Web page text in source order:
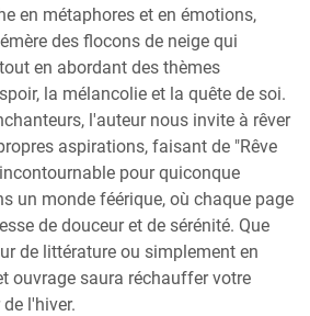
en métaphores et en émotions,
des flocons de neige qui
en abordant des thèmes
la mélancolie et la quête de soi.
l'auteur nous invite à rêver
aspirations, faisant de "Rêve
pour quiconque
un monde féérique, où chaque page
de douceur et de sérénité. Que
de littérature ou simplement en
ouvrage saura réchauffer votre
l'hiver.